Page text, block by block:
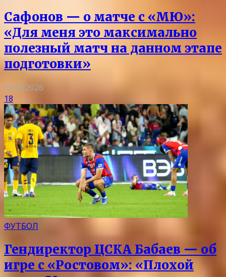
Сафонов — о матче с «МЮ»:
«Для меня это максимально
полезный матч на данном этапе
подготовки»
09.08.2026
18
ФУТБОЛ
Гендиректор ЦСКА Бабаев — об
игре с «Ростовом»: «Плохой